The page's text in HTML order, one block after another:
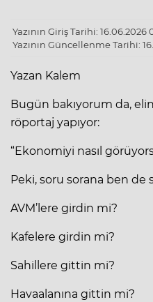
Yazının Giriş Tarihi: 16.06.2026
Yazının Güncellenme Tarihi:
Yazan Kalem
Bugün bakıyorum da,
röportaj yapıyor:
“Ekonomiyi nasıl
Peki, soru sorana ben de
AVM’lere girdin mi?
Kafelere girdin mi?
Sahillere gittin mi?
Havaalanına gittin mi?